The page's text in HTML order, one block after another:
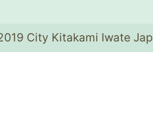
City Kitakami Iwate